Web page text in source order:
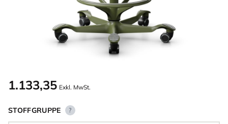
1.133,35 Exkl. MwSt.
STOFFGRUPPE ?